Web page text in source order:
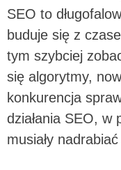
SEO to
buduje się z
tym szybciej
się algorytmy,
konkurencja
działania SEO, w
musiały